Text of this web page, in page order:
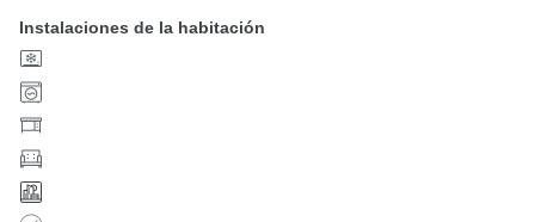
Instalaciones de la habitación